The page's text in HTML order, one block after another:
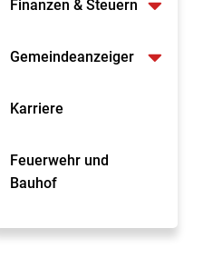
Finanzen & Steuern
Gemeindeanzeiger
Karriere
Feuerwehr und
Bauhof